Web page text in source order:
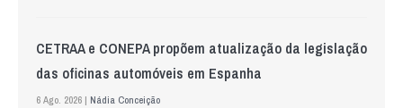
CETRAA e CONEPA propõem atualização da legislação
das oficinas automóveis em Espanha
6 Ago. 2026 | Nádia Conceição